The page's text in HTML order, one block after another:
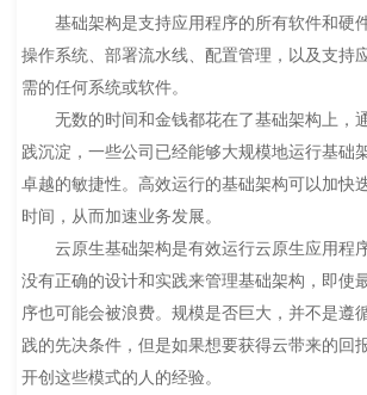
基础架构是支持应用程序的所有软件和硬件
操作系统、部署流水线、配置管理，以及支持
需的任何系统或软件。
无数的时间和金钱都花在了基础架构上，
践沉淀，一些公司已经能够大规模地运行基础
卓越的敏捷性。高效运行的基础架构可以加快
时间，从而加速业务发展。
云原生基础架构是有效运行云原生应用程
没有正确的设计和实践来管理基础架构，即使
序也可能会被浪费。规模是否巨大，并不是遵
践的先决条件，但是如果想要获得云带来的回
开创这些模式的人的经验。